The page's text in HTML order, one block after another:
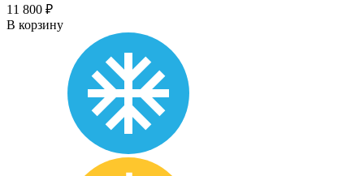
11 800 ₽
В корзину